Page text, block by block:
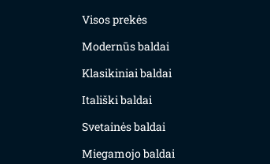
Visos prekės
Modernūs baldai
Klasikiniai baldai
Itališki baldai
Svetainės baldai
Miegamojo baldai